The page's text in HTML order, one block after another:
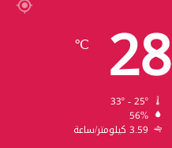
28
℃
56%
3.59 كيلومتر/ساعة